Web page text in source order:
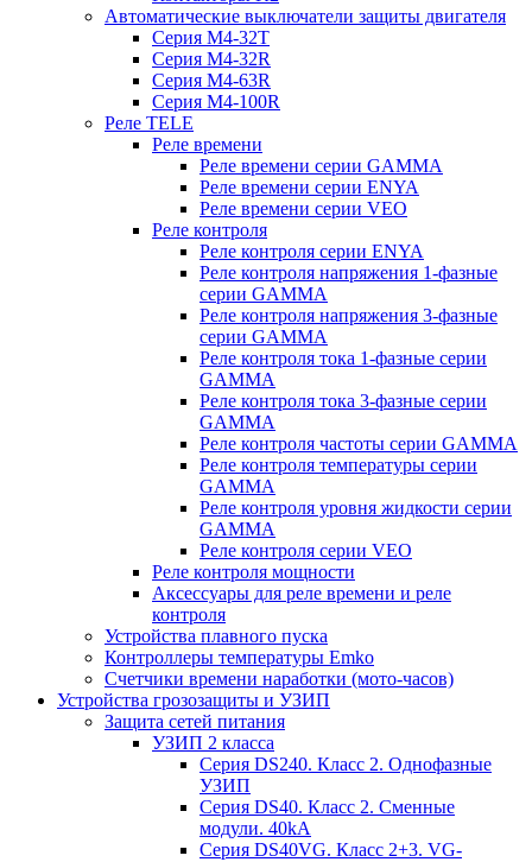
Автоматические выключатели защиты двигателя
Серия M4-32T
Серия M4-32R
Серия M4-63R
Серия M4-100R
Реле TELE
Реле времени
Реле времени серии GAMMA
Реле времени серии ENYA
Реле времени серии VEO
Реле контроля
Реле контроля серии ENYA
Реле контроля напряжения 1-фазные
серии GAMMA
Реле контроля напряжения 3-фазные
серии GAMMA
Реле контроля тока 1-фазные серии
GAMMA
Реле контроля тока 3-фазные серии
GAMMA
Реле контроля частоты серии GAMMA
Реле контроля температуры серии
GAMMA
Реле контроля уровня жидкости серии
GAMMA
Реле контроля серии VEO
Реле контроля мощности
Аксессуары для реле времени и реле
контроля
Устройства плавного пуска
Контроллеры температуры Emko
Счетчики времени наработки (мото-часов)
Устройства грозозащиты и УЗИП
Защита сетей питания
УЗИП 2 класса
Серия DS240. Класс 2. Однофазные
УЗИП
Серия DS40. Класс 2. Сменные
модули. 40kA
Серия DS40VG. Класс 2+3. VG-